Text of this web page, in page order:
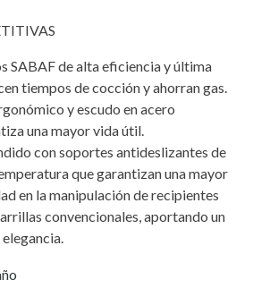
SABAF de alta eficiencia y última
tiempos de cocción y ahorran gas.
y escudo en acero
una mayor vida útil.
con soportes antideslizantes de
que garantizan una mayor
en la manipulación de recipientes
convencionales, aportando un